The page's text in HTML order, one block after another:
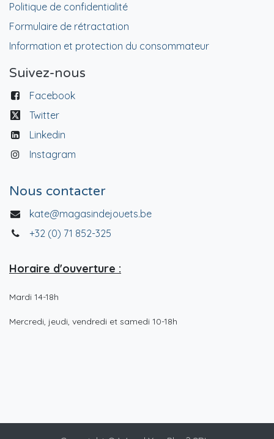
Politique de confidentialité
Formulaire de rétractation
Information et protection du consommateur
Suivez-nous
Facebook
Twitter
Linkedin
Instagram
Nous contacter
kate@magasindejouets.be
+32 (0) 71 852-325
Horaire d'ouverture :
Mardi 14-18h
Mercredi, jeudi, vendredi et samedi 10-18h